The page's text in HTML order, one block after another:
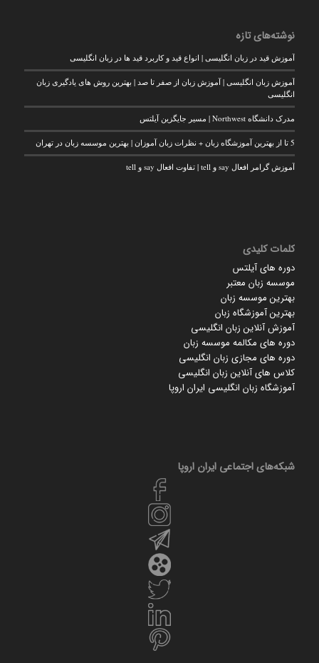
نوشته‌های تازه
آموزش قید در زبان انگلیسی | انواع قید و کاربرد قید ها در زبان انگلیسی
آموزش زبان انگلیسی | آموزش زبان از صفر تا صد | بهترین روش های یادگیری زبان
انگلیسی
مدرک دانشگاه Northwest | مسیر جایگزین آیلتس
5 تا از بهترین آموزشگاه زبان + نظرات زبان آموزان | بهترین موسسه زبان در تهران
آموزش گرامر افعال say و tell | تفاوت افعال say و tell
کلمات کلیدی
دوره های آیلتس
موسسه زبان معتبر
بهترین موسسه زبان
بهترین آموزشگاه زبان
آموزش آنلاین زبان انگلیسی
دوره های مکالمه موسسه زبان
دوره های مجازی زبان انگلیسی
کلاس های آنلاین زبان انگلیسی
آموزشگاه زبان انگلیسی ایران اروپا
شبکه‌های اجتماعی ایران‌ اروپا